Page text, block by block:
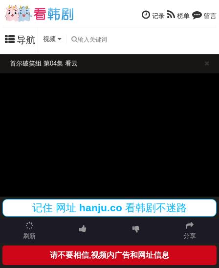
记录 榜单 留言
导航 视频
首尔破笑组 第04集 看云
记住 网址 hanju.co 看韩剧不迷路
刷新 分享
请不要相信,视频内广告和网址信息